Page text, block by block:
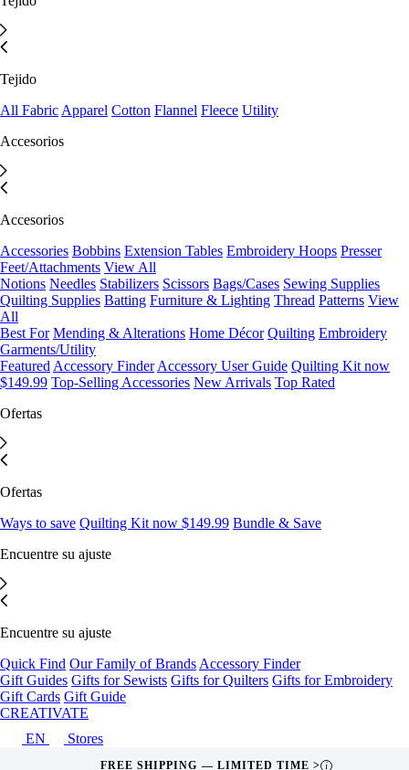
Tejido
All Fabric Apparel Cotton Flannel Fleece Utility
Accesorios
Accesorios
Accessories Bobbins Extension Tables Embroidery Hoops Presser
Feet/Attachments View All
Notions Needles Stabilizers Scissors Bags/Cases Sewing Supplies
Quilting Supplies Batting Furniture & Lighting Thread Patterns View
All
Best For Mending & Alterations Home Décor Quilting Embroidery
Garments/Utility
Featured Accessory Finder Accessory User Guide Quilting Kit now
$149.99 Top-Selling Accessories New Arrivals Top Rated
Ofertas
Ofertas
Ways to save Quilting Kit now $149.99 Bundle & Save
Encuentre su ajuste
Encuentre su ajuste
Quick Find Our Family of Brands Accessory Finder
Gift Guides Gifts for Sewists Gifts for Quilters Gifts for Embroidery
Gift Cards Gift Guide
CREATIVATE
EN
Stores
FREE SHIPPING — LIMITED TIME > i